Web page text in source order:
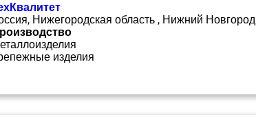
Нижегородская область , Нижний Новгород
изделия